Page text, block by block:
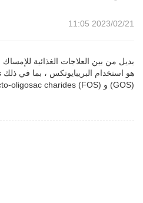
2023/02/21 11:05
بديل من بين العلاجات الغذائية للإمساك
هو استخدام البريبايوتكس ، بما في ذلك galacto-oligosaccharides
(GOS) و fructo-oligosac charides (FOS).